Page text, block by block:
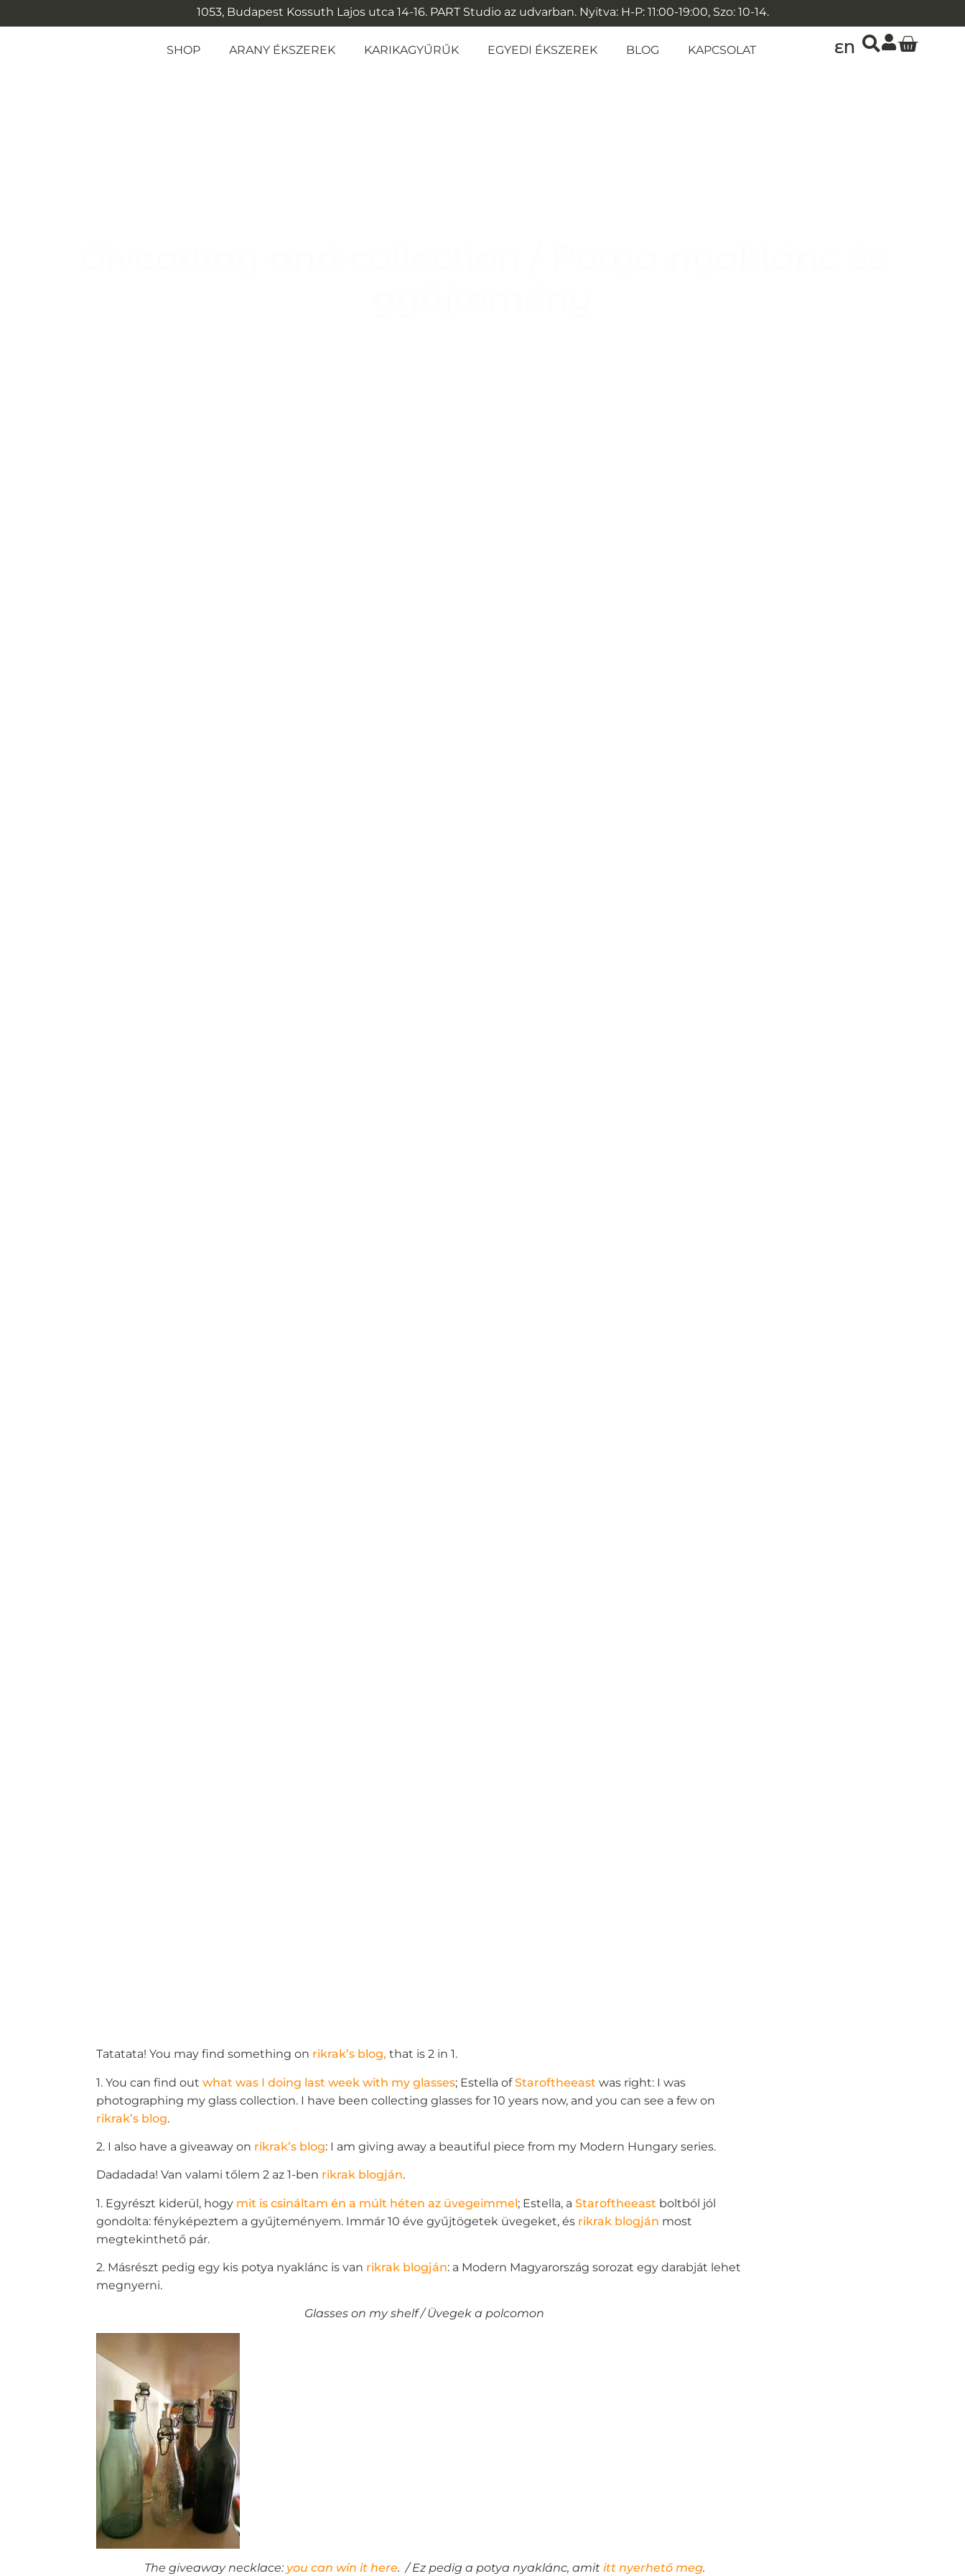
1053, Budapest Kossuth Lajos utca 14-16. PART Studio az udvarban. Nyitva: H-P: 11:00-19:00, Szo: 10-14.
SHOP ARANY ÉKSZEREK KARIKAGYŰRŰK EGYEDI ÉKSZEREK BLOG KAPCSOLAT EN
Tatatata! You may find something on rikrak’s blog, that is 2 in 1.
1. You can find outwhat was I doing last week with my glasses; Estella ofStaroftheeastwas right: I was
photographing my glass collection. I have been collecting glasses for 10 years now, and you can see a few on
rikrak’s blog.
2. I also have a giveaway on rikrak’s blog: I am giving away a beautiful piece from my Modern Hungary series.
Dadadada! Van valami tőlem 2 az 1-ben rikrak blogján.
1. Egyrészt kiderül, hogy mit is csináltam én a múlt héten az üvegeimmel; Estella, aStaroftheeast boltból jól
gondolta: fényképeztem a gyűjteményem. Immár 10 éve gyűjtögetek üvegeket, és rikrak blogján most
megtekinthető pár.
2. Másrészt pedig egy kis potya nyaklánc is van rikrak blogján: a Modern Magyarország sorozat egy darabját lehet
megnyerni.
Glasses on my shelf / Üvegek a polcomon
The giveaway necklace: you can win it here. / Ez pedig a potya nyaklánc, amit itt nyerhető meg.